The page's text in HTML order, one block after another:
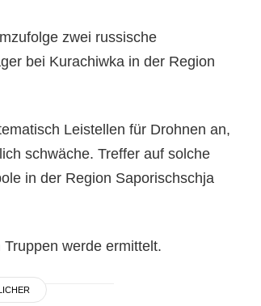
zwei russische
bei Kurachiwka in der Region
Leistellen für Drohnen an,
schwäche. Treffer auf solche
in der Region Saporischschja
werde ermittelt.